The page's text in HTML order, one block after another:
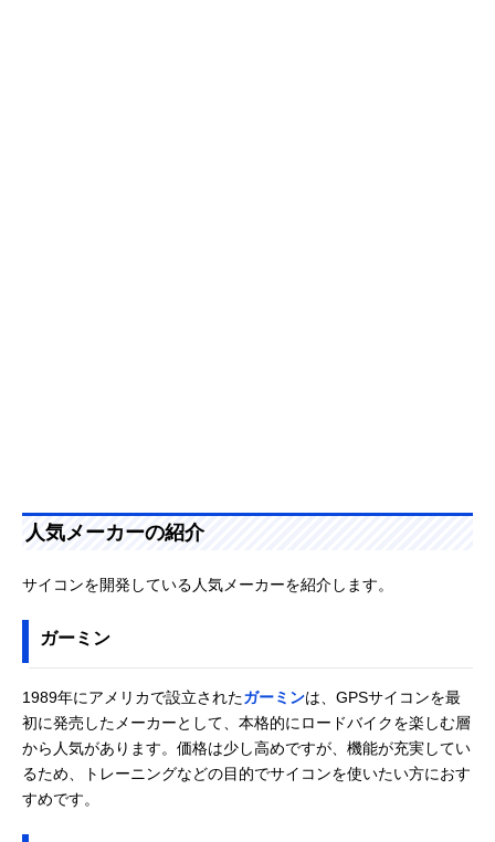
人気メーカーの紹介
サイコンを開発している人気メーカーを紹介します。
ガーミン
1989年にアメリカで設立されたガーミンは、GPSサイコンを最
初に発売したメーカーとして、本格的にロードバイクを楽しむ層
から人気があります。価格は少し高めですが、機能が充実してい
るため、トレーニングなどの目的でサイコンを使いたい方におす
すめです。